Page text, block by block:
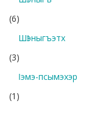
(6)
Шӏэныгъэтх
(3)
Ӏэмэ-псымэхэр
(1)